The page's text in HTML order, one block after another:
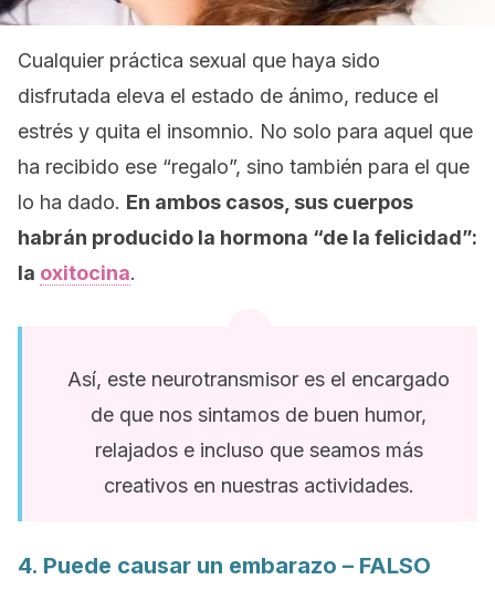
Cualquier práctica sexual que haya sido
disfrutada eleva el estado de ánimo, reduce el
estrés y quita el insomnio. No solo para aquel que
ha recibido ese “regalo”, sino también para el que
lo ha dado. En ambos casos, sus cuerpos
habrán producido la hormona “de la felicidad”:
la oxitocina.
Así, este neurotransmisor es el encargado
de que nos sintamos de buen humor,
relajados e incluso que seamos más
creativos en nuestras actividades.
4. Puede causar un embarazo – FALSO